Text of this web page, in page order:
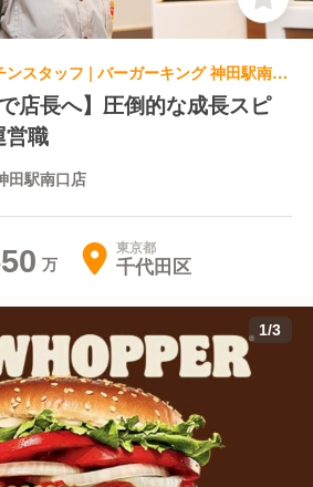
ファストフード | キッチンスタッフ | バーガーキング 神田駅南口店
店長へ】圧倒的な成長スピ
営職
田駅南口店
東京都
千代田区
1/3